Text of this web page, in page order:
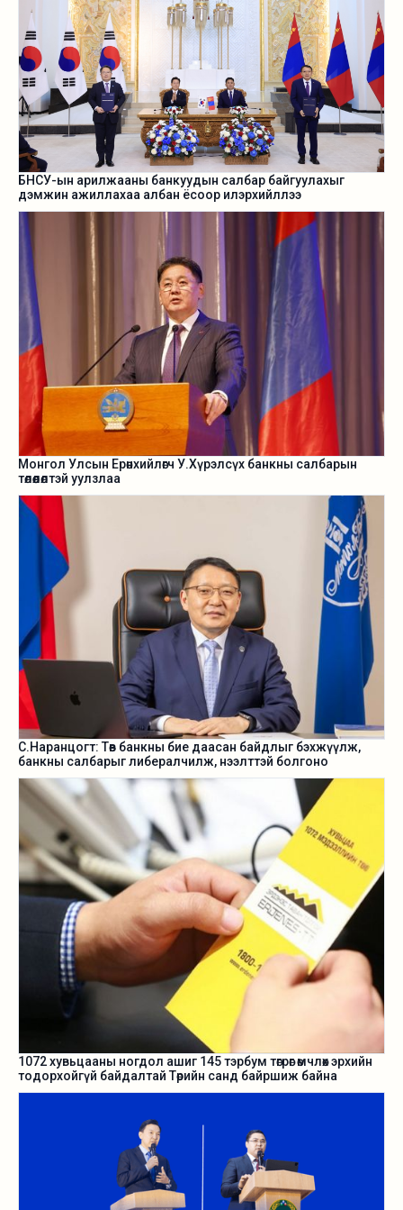
БНСУ-ын арилжааны банкуудын салбар байгуулахыг
дэмжин ажиллахаа албан ёсоор илэрхийллээ
Монгол Улсын Ерөнхийлөгч У.Хүрэлсүх банкны салбарын
төлөөлөлтэй уулзлаа
С.Наранцогт: Төв банкны бие даасан байдлыг бэхжүүлж,
банкны салбарыг либералчилж, нээлттэй болгоно
1072 хувьцааны ногдол ашиг 145 тэрбум төгрөг өмчлөх эрхийн
тодорхойгүй байдалтай Төрийн санд байршиж байна